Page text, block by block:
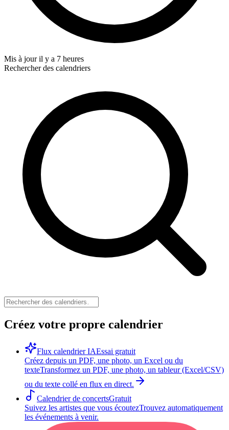
Mis à jour il y a 7 heures
Rechercher des calendriers
Créez votre propre calendrier
Flux calendrier IAEssai gratuit
Créez depuis un PDF, une photo, un Excel ou du
texteTransformez un PDF, une photo, un tableur (Excel/CSV)
ou du texte collé en flux en direct.
Calendrier de concertsGratuit
Suivez les artistes que vous écoutezTrouvez automatiquement
les événements à venir.